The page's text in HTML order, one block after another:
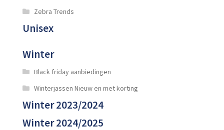
Zebra Trends
Unisex
Winter
Black friday aanbiedingen
Winterjassen Nieuw en met korting
Winter 2023/2024
Winter 2024/2025